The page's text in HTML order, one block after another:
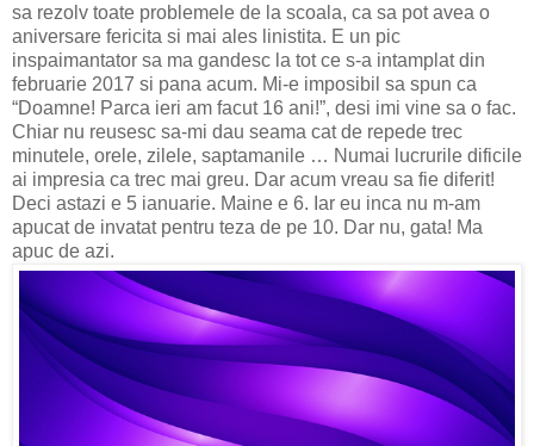
sa rezolv toate problemele de la scoala, ca sa pot avea o
aniversare fericita si mai ales linistita. E un pic
inspaimantator sa ma gandesc la tot ce s-a intamplat din
februarie 2017 si pana acum. Mi-e imposibil sa spun ca
“Doamne! Parca ieri am facut 16 ani!”, desi imi vine sa o fac.
Chiar nu reusesc sa-mi dau seama cat de repede trec
minutele, orele, zilele, saptamanile … Numai lucrurile dificile
ai impresia ca trec mai greu. Dar acum vreau sa fie diferit!
Deci astazi e 5 ianuarie. Maine e 6. Iar eu inca nu m-am
apucat de invatat pentru teza de pe 10. Dar nu, gata! Ma
apuc de azi.